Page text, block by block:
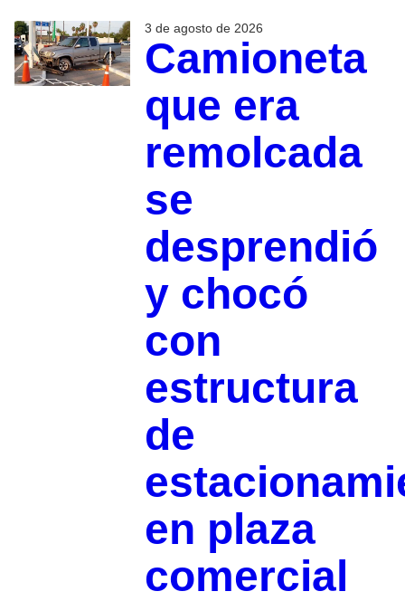
3 de agosto de 2026
Camioneta
que era
remolcada
se
desprendió
y chocó
con
estructura
de
en plaza
comercial